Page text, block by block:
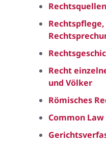
Rechtspflege,
Recht
und Völker
Römisches
Common Law